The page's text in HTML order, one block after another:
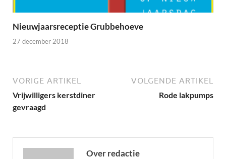
Nieuwjaarsreceptie Grubbehoeve
27 december 2018
VORIGE ARTIKEL
Vrijwilligers kerstdiner
gevraagd
VOLGENDE ARTIKEL
Rode lakpumps
Over redactie